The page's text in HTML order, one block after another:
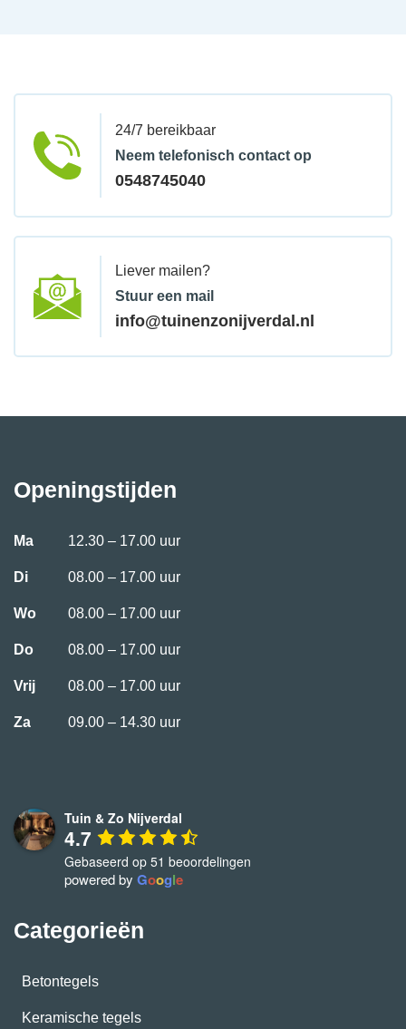
24/7 bereikbaar
Neem telefonisch contact op
0548745040
Liever mailen?
Stuur een mail
info@tuinenzonijverdal.nl
Openingstijden
Ma 12.30 – 17.00 uur
Di 08.00 – 17.00 uur
Wo 08.00 – 17.00 uur
Do 08.00 – 17.00 uur
Vrij 08.00 – 17.00 uur
Za 09.00 – 14.30 uur
Tuin & Zo Nijverdal
4.7
Gebaseerd op 51 beoordelingen
powered by Google
Categorieën
Betontegels
Keramische tegels